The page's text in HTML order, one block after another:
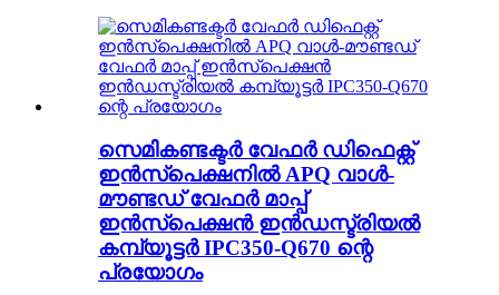
സെമികണ്ടക്ടർ വേഫർ ഡിഫെക്റ്റ്
ഇൻസ്പെക്ഷനിൽ APQ വാൾ-
മൗണ്ടഡ് വേഫർ മാപ്പ്
ഇൻസ്പെക്ഷൻ ഇൻഡസ്ട്രിയൽ
കമ്പ്യൂട്ടർ IPC350-Q670 ന്റെ
പ്രയോഗം